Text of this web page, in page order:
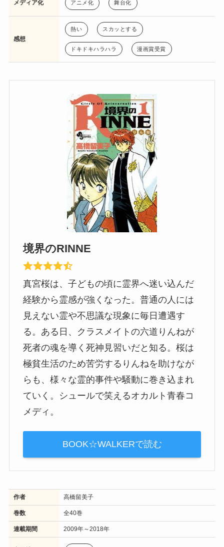
メディア化 アニメ化 舞台化
感想
熱い スカッとする
ドキドキハラハラ 漫画賞受賞
境界のRINNE
真宮桜は、子どもの頃に霊界へ迷い込んだ
経験から霊感が強くなった。普通の人には
見えない霊や不思議な現象に毎日遭遇す
る。ある日、クラスメイトの六道りんねが
死者の魂を導く死神見習いだと知る。桜は
極貧生活のため苦労するりんねを助けなが
らも、様々な霊的事件や騒動に巻き込まれ
ていく。シュールで笑えるオカルト青春コ
メディ。
BOOK☆WALKERで読む
作者 高橋留美子
巻数 全40巻
連載期間 2009年～2018年